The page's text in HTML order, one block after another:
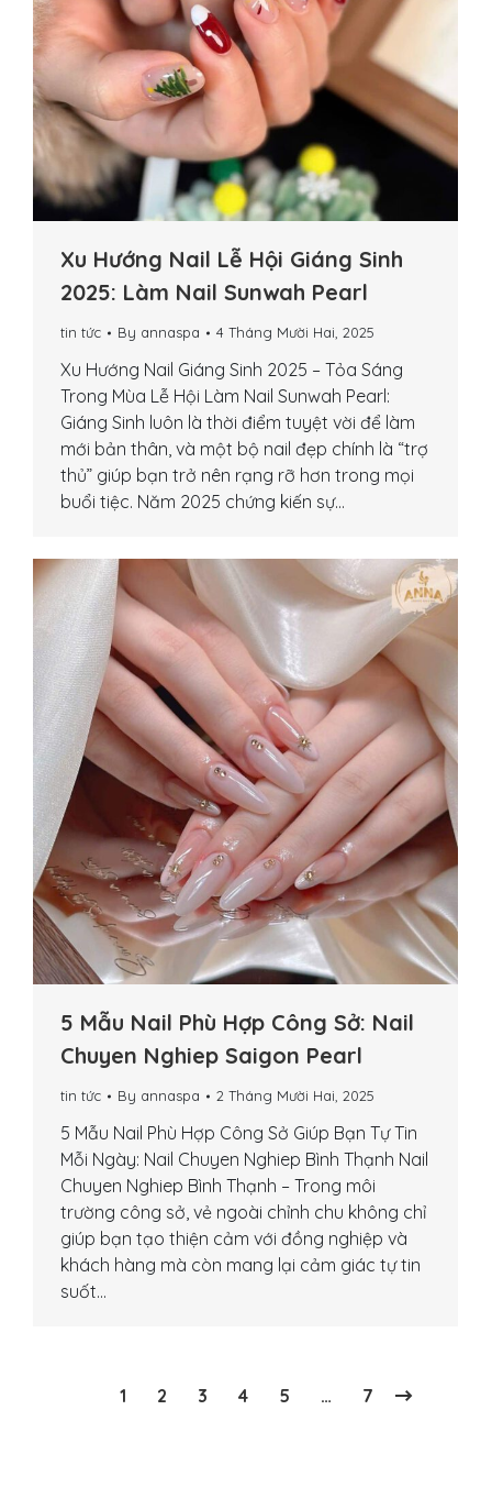
Xu Hướng Nail Lễ Hội Giáng Sinh
2025: Làm Nail Sunwah Pearl
tin tức By annaspa 4 Tháng Mười Hai, 2025
Xu Hướng Nail Giáng Sinh 2025 – Tỏa Sáng
Trong Mùa Lễ Hội Làm Nail Sunwah Pearl:
Giáng Sinh luôn là thời điểm tuyệt vời để làm
mới bản thân, và một bộ nail đẹp chính là “trợ
thủ” giúp bạn trở nên rạng rỡ hơn trong mọi
buổi tiệc. Năm 2025 chứng kiến sự…
5 Mẫu Nail Phù Hợp Công Sở: Nail
Chuyen Nghiep Saigon Pearl
tin tức By annaspa 2 Tháng Mười Hai, 2025
5 Mẫu Nail Phù Hợp Công Sở Giúp Bạn Tự Tin
Mỗi Ngày: Nail Chuyen Nghiep Bình Thạnh Nail
Chuyen Nghiep Bình Thạnh – Trong môi
trường công sở, vẻ ngoài chỉnh chu không chỉ
giúp bạn tạo thiện cảm với đồng nghiệp và
khách hàng mà còn mang lại cảm giác tự tin
suốt…
1 2 3 4 5 … 7